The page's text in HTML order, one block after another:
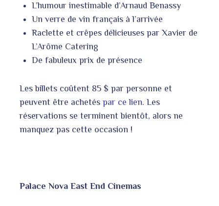
L’humour inestimable d’Arnaud Benassy
Un verre de vin français à l’arrivée
Raclette et crêpes délicieuses par Xavier de
L’Arôme Catering
De fabuleux prix de présence
Les billets coûtent 85 $ par personne et
peuvent être achetés par ce lien. Les
réservations se terminent bientôt, alors ne
manquez pas cette occasion !
Palace Nova East End Cinemas